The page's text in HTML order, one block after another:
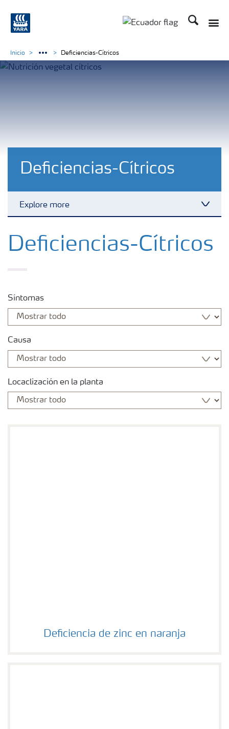
Buscar
Deficiencias-Cítricos
Explore more
Fertilizantes
Almacenaje y manejo de fertilizantes
Red de Distribuidores Ecuador
Deficiencias
Inicio Deficiencias-Cítricos
Deficiencias-Cítricos
Síntomas
Causa
Locaclización en la planta
Deficiencia de zinc en naranja
Deficiencia de zinc en naranja